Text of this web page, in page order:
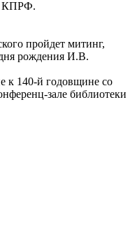
КПРФ.
пройдет митинг,
рождения И.В.
к 140-й годовщине со
зале библиотеки